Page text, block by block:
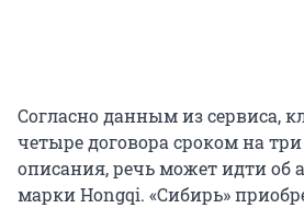
Согласно данным из сервиса,
четыре договора сроком на три
описания, речь может идти об
марки Hongqi. «Сибирь»